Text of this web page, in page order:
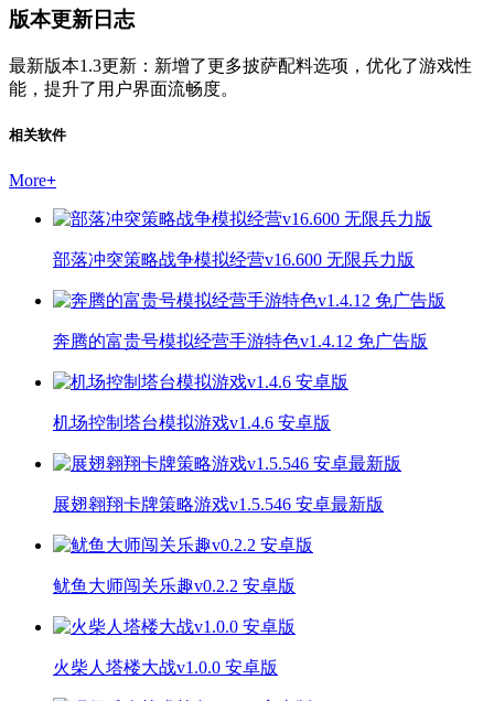
版本更新日志
最新版本1.3更新：新增了更多披萨配料选项，优化了游戏性
能，提升了用户界面流畅度。
相关软件
More+
部落冲突策略战争模拟经营v16.600 无限兵力版
奔腾的富贵号模拟经营手游特色v1.4.12 免广告版
机场控制塔台模拟游戏v1.4.6 安卓版
展翅翱翔卡牌策略游戏v1.5.546 安卓最新版
鱿鱼大师闯关乐趣v0.2.2 安卓版
火柴人塔楼大战v1.0.0 安卓版